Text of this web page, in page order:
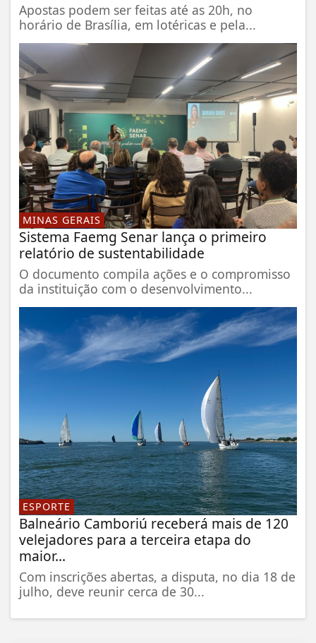
Apostas podem ser feitas até as 20h, no
horário de Brasília, em lotéricas e pela...
MINAS GERAIS
Sistema Faemg Senar lança o primeiro
relatório de sustentabilidade
O documento compila ações e o compromisso
da instituição com o desenvolvimento...
ESPORTE
Balneário Camboriú receberá mais de 120
velejadores para a terceira etapa do
maior...
Com inscrições abertas, a disputa, no dia 18 de
julho, deve reunir cerca de 30...